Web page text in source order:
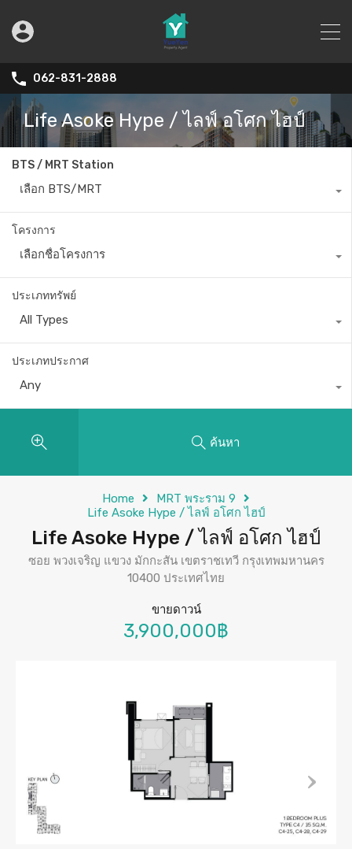
062-831-2888
Life Asoke Hype / ไลฟ์ อโศก ไฮป์
BTS / MRT Station
เลือก BTS/MRT
โครงการ
เลือกชื่อโครงการ
ประเภททรัพย์
All Types
ประเภทประกาศ
Any
ค้นหา
Home
MRT พระราม 9
Life Asoke Hype / ไลฟ์ อโศก ไฮป์
Life Asoke Hype / ไลฟ์ อโศก ไฮป์
ซอย พวงเจริญ แขวง มักกะสัน เขตราชเทวี กรุงเทพมหานคร
10400 ประเทศไทย
ขายดาวน์
3,900,000฿